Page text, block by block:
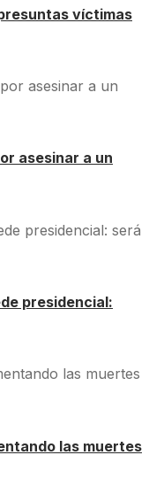
víctimas
asesinar a un
presidencial:
las muertes